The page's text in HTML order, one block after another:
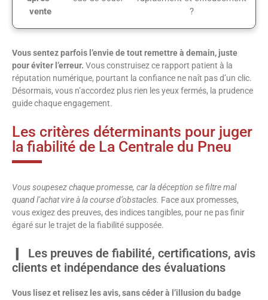
vente
?
Vous sentez parfois l’envie de tout remettre à demain, juste
pour éviter l’erreur. Vous construisez ce rapport patient à la
réputation numérique, pourtant la confiance ne naît pas d’un clic.
Désormais, vous n’accordez plus rien les yeux fermés, la prudence
guide chaque engagement.
Les critères déterminants pour juger
la fiabilité de La Centrale du Pneu
Vous soupesez chaque promesse, car la déception se filtre mal
quand l’achat vire à la course d’obstacles. Face aux promesses,
vous exigez des preuves, des indices tangibles, pour ne pas finir
égaré sur le trajet de la fiabilité supposée.
Les preuves de fiabilité, certifications, avis
clients et indépendance des évaluations
Vous lisez et relisez les avis, sans céder à l’illusion du badge